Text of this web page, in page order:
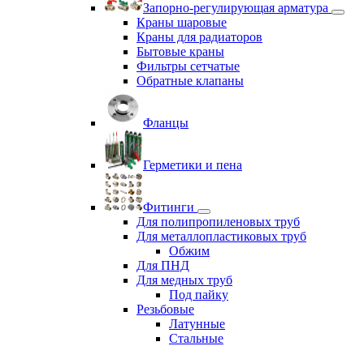
Запорно-регулирующая арматура
Краны шаровые
Краны для радиаторов
Бытовые краны
Фильтры сетчатые
Обратные клапаны
Фланцы
Герметики и пена
Фитинги
Для полипропиленовых труб
Для металлопластиковых труб
Обжим
Для ПНД
Для медных труб
Под пайку
Резьбовые
Латунные
Cтальные